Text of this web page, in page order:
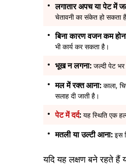
लगातार अपच या पेट में
चेतावनी का संकेत हो सकता
बिना कारण वजन कम
भी कार्य कर सकता है।
भूख न लगना: जल्दी पेट भर
मल में रक्त आना: काला,
सलाह दी जाती है।
पेट में दर्द: यह स्थिति एक
मतली या उल्टी आना: इस
यदि यह लक्षण बने रहते हैं